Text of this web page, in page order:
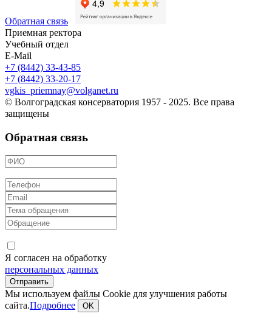
Обратная связь
Приемная ректора
Учебный отдел
E-Mail
+7 (8442) 33-43-85
+7 (8442) 33-20-17
vgkis_priemnay@volganet.ru
© Волгоградская консерватория 1957 - 2025. Все права
защищены
Обратная связь
Я согласен на обработку
персональных данных
Мы используем файлы Cookie для улучшения работы
сайта.Подробнее OK